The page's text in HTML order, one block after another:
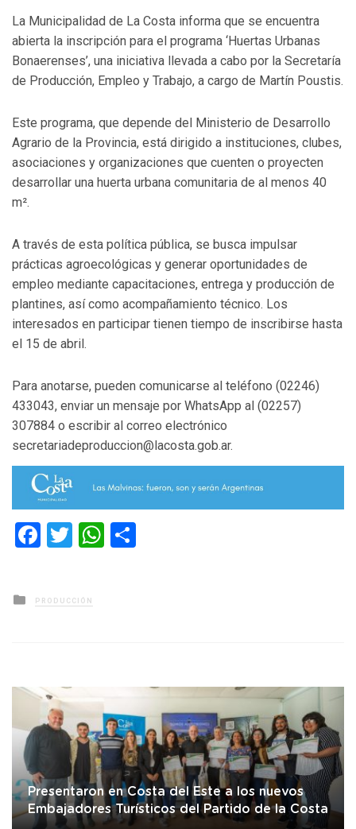
La Municipalidad de La Costa informa que se encuentra
abierta la inscripción para el programa ‘Huertas Urbanas
Bonaerenses’, una iniciativa llevada a cabo por la Secretaría
de Producción, Empleo y Trabajo, a cargo de Martín Poustis.
Este programa, que depende del Ministerio de Desarrollo
Agrario de la Provincia, está dirigido a instituciones, clubes,
asociaciones y organizaciones que cuenten o proyecten
desarrollar una huerta urbana comunitaria de al menos 40
m².
A través de esta política pública, se busca impulsar
prácticas agroecológicas y generar oportunidades de
empleo mediante capacitaciones, entrega y producción de
plantines, así como acompañamiento técnico. Los
interesados en participar tienen tiempo de inscribirse hasta
el 15 de abril.
Para anotarse, pueden comunicarse al teléfono (02246)
433043, enviar un mensaje por WhatsApp al (02257)
307884 o escribir al correo electrónico
secretariadeproduccion@lacosta.gob.ar.
Facebook
TwitterWhatsApp
Posted
in
PRODUCCIÓN
Presentaron en Costa del Este a los nuevos
Embajadores Turísticos del Partido de la Costa